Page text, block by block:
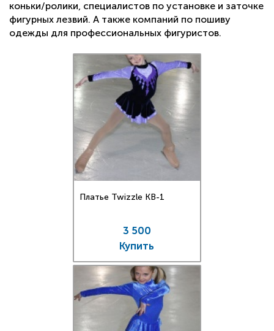
коньки/ролики, специалистов по установке и заточке
фигурных лезвий. А также компаний по пошиву
одежды для профессиональных фигуристов.
Платье Twizzle КВ-1
3 500
Купить